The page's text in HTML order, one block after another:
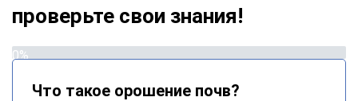
проверьте свои знания!
0%
Что такое орошение почв?